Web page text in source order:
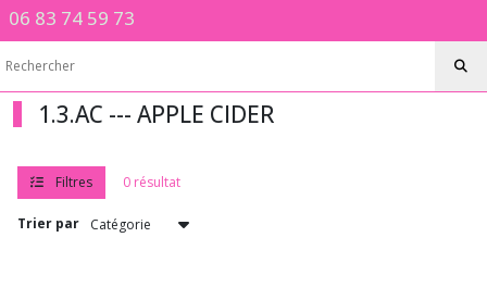
06 83 74 59 73
1.3.AC --- APPLE CIDER
Filtres 0 résultat
Trier par
Patch
1.2.PB
-
P&B
Textiles
Afficher
les